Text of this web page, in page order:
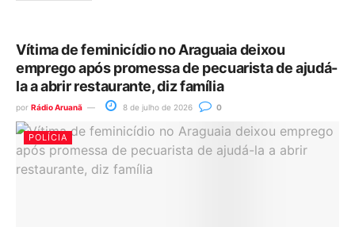
Vítima de feminicídio no Araguaia deixou
emprego após promessa de pecuarista de ajudá-
la a abrir restaurante, diz família
por Rádio Aruanã 8 de julho de 2026 0
POLÍCIA